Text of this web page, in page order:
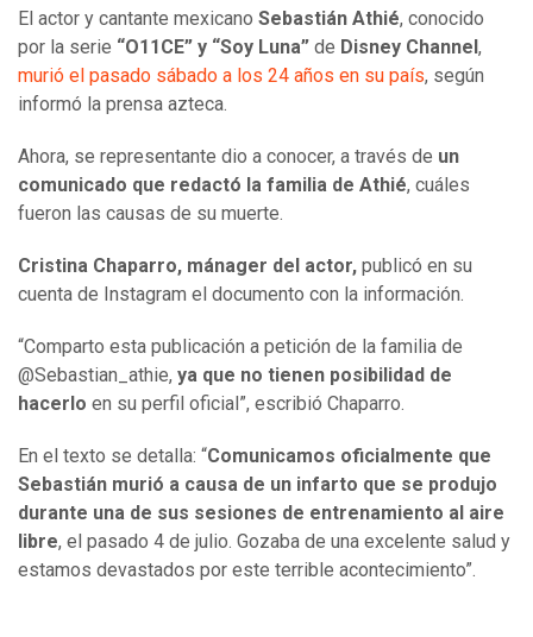
El actor y cantante mexicano Sebastián Athié, conocido
por la serie “O11CE” y “Soy Luna” de Disney Channel ,
murió el pasado sábado a los 24 años en su país, según
informó la prensa azteca.
Ahora, se representante dio a conocer, a través de un
comunicado que redactó la familia de Athié, cuáles
fueron las causas de su muerte.
Cristina Chaparro, mánager del actor, publicó en su
cuenta de Instagram el documento con la información.
“Comparto esta publicación a petición de la familia de
@Sebastian_athie, ya que no tienen posibilidad de
hacerlo en su perfil oficial”, escribió Chaparro.
En el texto se detalla: “Comunicamos oficialmente que
Sebastián murió a causa de un infarto que se produjo
durante una de sus sesiones de entrenamiento al aire
libre, el pasado 4 de julio. Gozaba de una excelente salud y
estamos devastados por este terrible acontecimiento”.